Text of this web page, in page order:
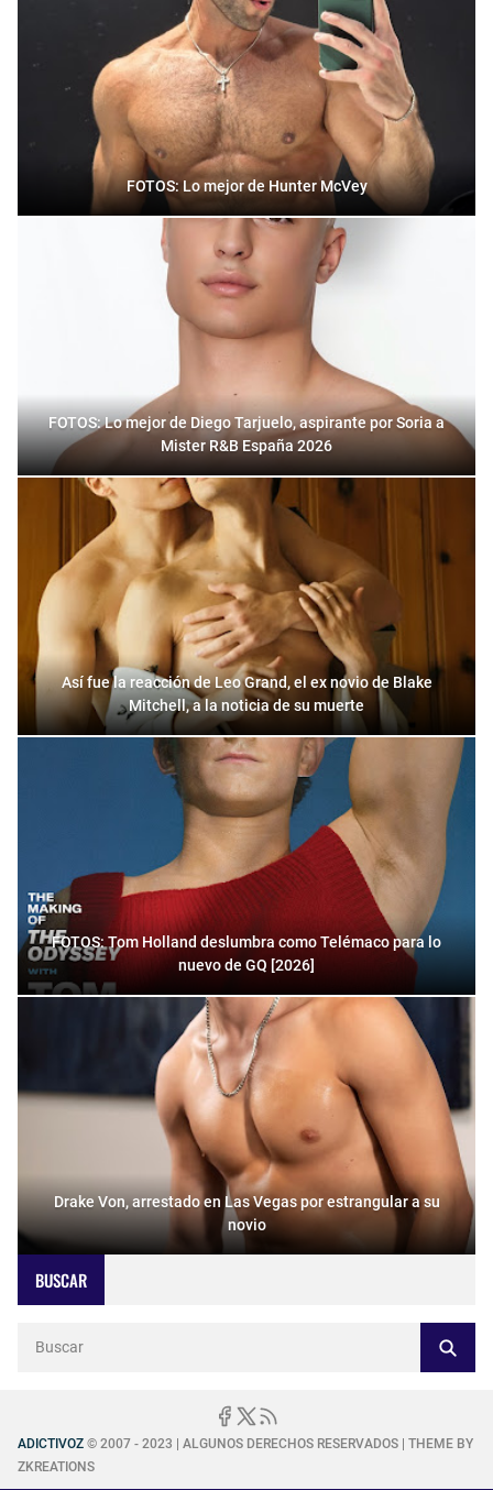
FOTOS: Lo mejor de Hunter McVey
FOTOS: Lo mejor de Diego Tarjuelo, aspirante por Soria a
Mister R&B España 2026
Así fue la reacción de Leo Grand, el ex novio de Blake
Mitchell, a la noticia de su muerte
FOTOS: Tom Holland deslumbra como Telémaco para lo
nuevo de GQ [2026]
Drake Von, arrestado en Las Vegas por estrangular a su
novio
BUSCAR
ADICTIVOZ © 2007 - 2023 | ALGUNOS DERECHOS RESERVADOS | THEME BY
ZKREATIONS